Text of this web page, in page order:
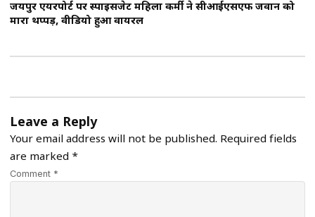
जयपुर एयरपोर्ट पर स्पाइसजेट महिला कर्मी ने सीआईएसएफ जवान को
मारा थप्पड़, वीडियो हुआ वायरल
Leave a Reply
Your email address will not be published. Required fields
are marked *
Comment *